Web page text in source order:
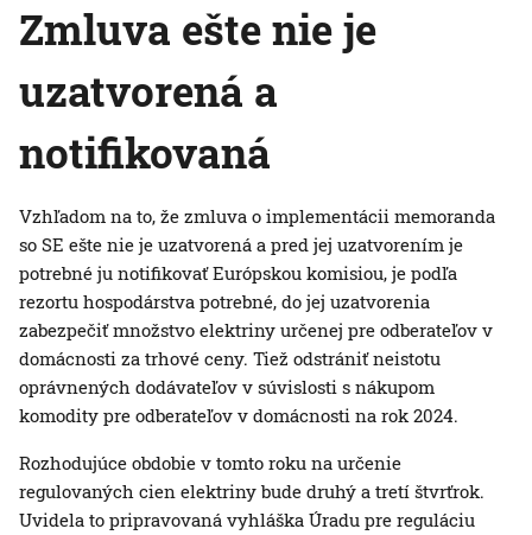
Zmluva ešte nie je
uzatvorená a
notifikovaná
Vzhľadom na to, že zmluva o implementácii memoranda
so SE ešte nie je uzatvorená a pred jej uzatvorením je
potrebné ju notifikovať Európskou komisiou, je podľa
rezortu hospodárstva potrebné, do jej uzatvorenia
zabezpečiť množstvo elektriny určenej pre odberateľov v
domácnosti za trhové ceny. Tiež odstrániť neistotu
oprávnených dodávateľov v súvislosti s nákupom
komodity pre odberateľov v domácnosti na rok 2024.
Rozhodujúce obdobie v tomto roku na určenie
regulovaných cien elektriny bude druhý a tretí štvrťrok.
Uvidela to pripravovaná vyhláška Úradu pre reguláciu